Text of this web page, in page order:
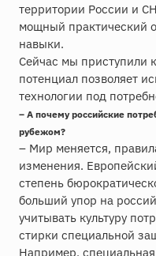
территории России и
мощный практический
навыки.
Сейчас мы приступили
потенциал позволяет
технологии под
– А почему российские
рубежом?
– Мир меняется,
изменения.
степень
больший упор на
учитывать культуру
стирки специальной
Например,